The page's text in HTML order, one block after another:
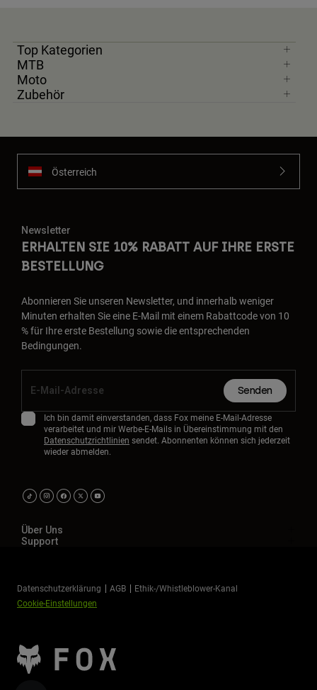
Top Kategorien
MTB
Moto
Zubehör
Österreich
Newsletter
ERHALTEN SIE 10% RABATT AUF IHRE ERSTE
BESTELLUNG
Abonnieren Sie unseren Newsletter, und innerhalb weniger
Minuten erhalten Sie eine E-Mail mit einem Rabattcode von 10
% für Ihre erste Bestellung sowie die entsprechenden
Bedingungen.
Senden
Ich bin damit einverstanden, dass Fox meine E-Mail-Adresse
verarbeitet und mir Werbe-E-Mails in Übereinstimmung mit den
Datenschutzrichtlinien sendet. Abonnenten können sich jederzeit
wieder abmelden.
Über Uns
Support
Datenschutzerklärung AGB
Ethik-/Whistleblower-Kanal
Cookie-Einstellungen